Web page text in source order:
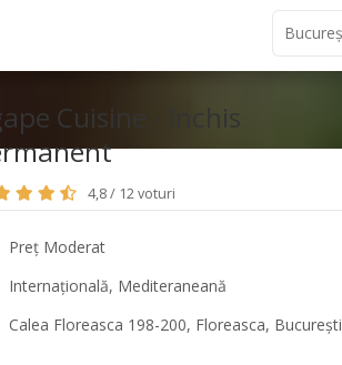
Cuisine - închis
4,8 / 12 voturi
Preț Moderat
Internațională, Mediteraneană
Calea Floreasca 198-200, Floreasca, București